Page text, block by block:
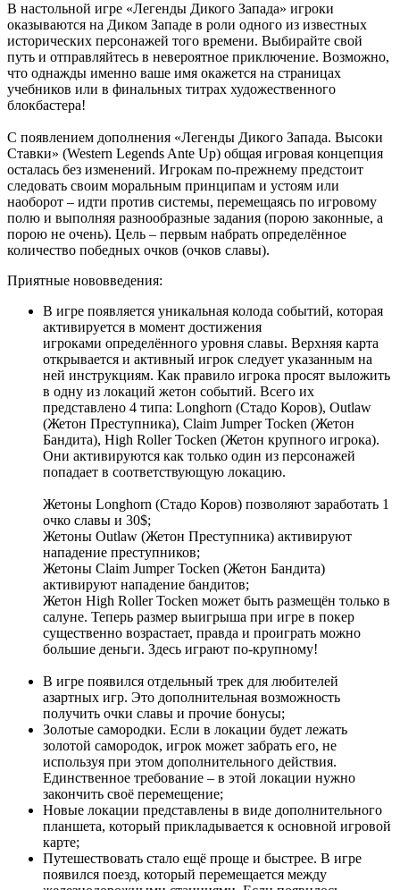
В настольной игре «Легенды Дикого Запада» игроки
оказываются на Диком Западе в роли одного из известных
исторических персонажей того времени. Выбирайте свой
путь и отправляйтесь в невероятное приключение. Возможно,
что однажды именно ваше имя окажется на страницах
учебников или в финальных титрах художественного
блокбастера!
С появлением дополнения «Легенды Дикого Запада. Высоки
Ставки» (Western Legends Ante Up) общая игровая концепция
осталась без изменений. Игрокам по-прежнему предстоит
следовать своим моральным принципам и устоям или
наоборот – идти против системы, перемещаясь по игровому
полю и выполняя разнообразные задания (порою законные, а
порою не очень). Цель – первым набрать определённое
количество победных очков (очков славы).
Приятные нововведения:
В игре появляется уникальная колода событий, которая
активируется в момент достижения
игроками определённого уровня славы. Верхняя карта
открывается и активный игрок следует указанным на
ней инструкциям. Как правило игрока просят выложить
в одну из локаций жетон событий. Всего их
представлено 4 типа: Longhorn (Стадо Коров), Outlaw
(Жетон Преступника), Claim Jumper Tocken (Жетон
Бандита), High Roller Tocken (Жетон крупного игрока).
Они активируются как только один из персонажей
попадает в соответствующую локацию.
Жетоны Longhorn (Стадо Коров) позволяют заработать 1
очко славы и 30$;
Жетоны Outlaw (Жетон Преступника) активируют
нападение преступников;
Жетоны Claim Jumper Tocken (Жетон Бандита)
активируют нападение бандитов;
Жетон High Roller Tocken может быть размещён только в
салуне. Теперь размер выигрыша при игре в покер
существенно возрастает, правда и проиграть можно
большие деньги. Здесь играют по-крупному!
В игре появился отдельный трек для любителей
азартных игр. Это дополнительная возможность
получить очки славы и прочие бонусы;
Золотые самородки. Если в локации будет лежать
золотой самородок, игрок может забрать его, не
используя при этом дополнительного действия.
Единственное требование – в этой локации нужно
закончить своё перемещение;
Новые локации представлены в виде дополнительного
планшета, который прикладывается к основной игровой
карте;
Путешествовать стало ещё проще и быстрее. В игре
появился поезд, который перемещается между